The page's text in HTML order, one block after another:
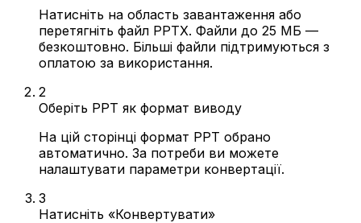
Натисніть на область завантаження або
перетягніть файл PPTX. Файли до 25 МБ —
безкоштовно. Більші файли підтримуються з
оплатою за використання.
2
Оберіть PPT як формат виводу
На цій сторінці формат PPT обрано
автоматично. За потреби ви можете
налаштувати параметри конвертації.
3
Натисніть «Конвертувати»